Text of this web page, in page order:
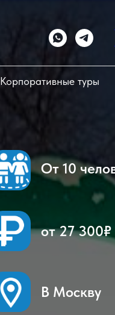
Корпоративные туры
От 10
от 27 300₽
В Москву